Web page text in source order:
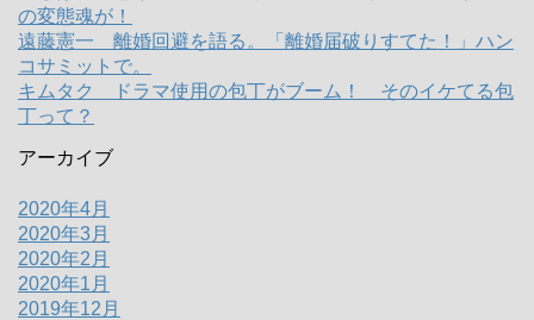
の変態魂が！
遠藤憲一 離婚回避を語る。「離婚届破りすてた！」ハン
コサミットで。
キムタク ドラマ使用の包丁がブーム！ そのイケてる包
丁って？
アーカイブ
2020年4月
2020年3月
2020年2月
2020年1月
2019年12月